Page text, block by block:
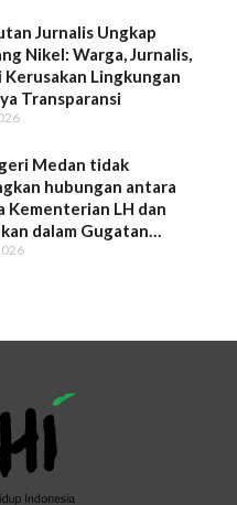
Jurnalis Ungkap
Nikel: Warga, Jurnalis,
Kerusakan Lingkungan
Transparansi
Medan tidak
hubungan antara
Kementerian LH dan
dalam Gugatan